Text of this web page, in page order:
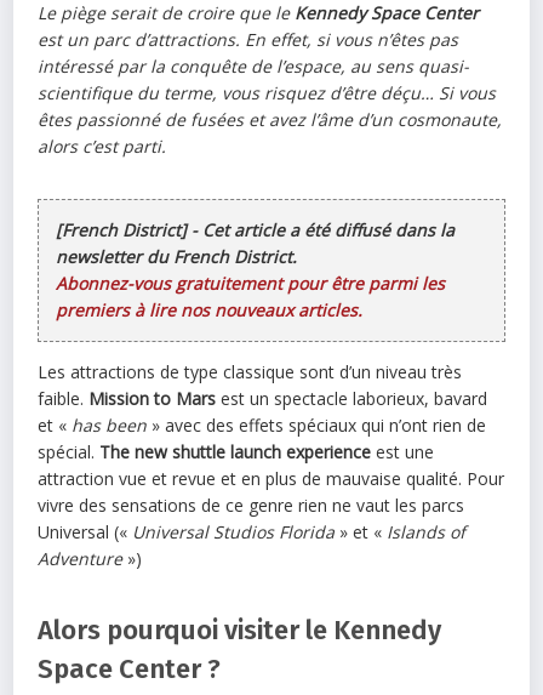
Le piège serait de croire que leKennedy Space Center
est un parc d’attractions. En effet, si vous n’êtes pas
intéressé par la conquête de l’espace, au sens quasi-
scientifique du terme, vous risquez d’être déçu… Si vous
êtes passionné de fusées et avez l’âme d’un cosmonaute,
alors c’est parti.
[French District] - Cet article a été diffusé dans la
newsletter du French District.
Abonnez-vous gratuitement pour être parmi les
premiers à lire nos nouveaux articles.
Les attractions de type classique sont d’un niveau très
faible. Mission to Mars est un spectacle laborieux, bavard
et « has been » avec des effets spéciaux qui n’ont rien de
spécial. The new shuttle launch experience est une
attraction vue et revue et en plus de mauvaise qualité. Pour
vivre des sensations de ce genre rien ne vaut les parcs
Universal (« Universal Studios Florida » et « Islands of
Adventure»)
Alors pourquoi visiter le Kennedy
Space Center ?